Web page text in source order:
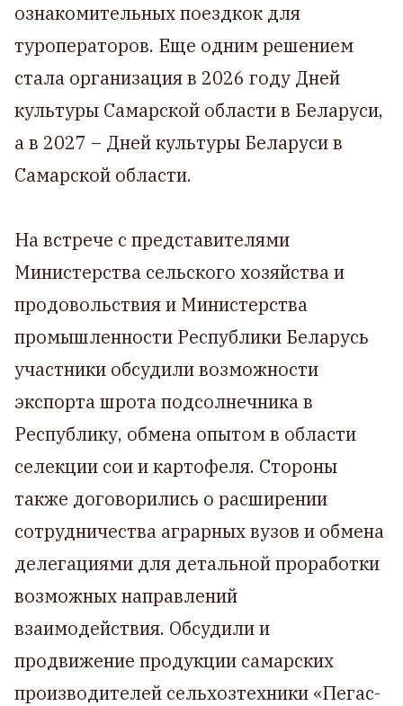
ознакомительных поездкок для
туроператоров. Еще одним решением
стала организация в 2026 году Дней
культуры Самарской области в Беларуси,
а в 2027 – Дней культуры Беларуси в
Самарской области.
На встрече с представителями
Министерства сельского хозяйства и
продовольствия и Министерства
промышленности Республики Беларусь
участники обсудили возможности
экспорта шрота подсолнечника в
Республику, обмена опытом в области
селекции сои и картофеля. Стороны
также договорились о расширении
сотрудничества аграрных вузов и обмена
делегациями для детальной проработки
возможных направлений
взаимодействия. Обсудили и
продвижение продукции самарских
производителей сельхозтехники «Пегас-